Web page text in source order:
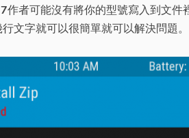
作者可能沒有將你的型號寫入到文件
文字就可以很簡單就可以解決問題。